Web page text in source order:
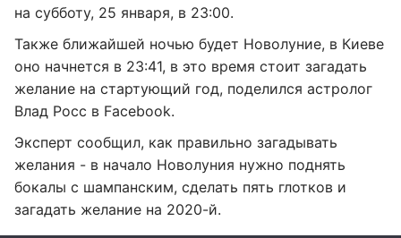
на субботу, 25 января, в 23:00.
Также ближайшей ночью будет Новолуние, в Киеве
оно начнется в 23:41, в это время стоит загадать
желание на стартующий год, поделился астролог
Влад Росс в Facebook.
Эксперт сообщил, как правильно загадывать
желания - в начало Новолуния нужно поднять
бокалы с шампанским, сделать пять глотков и
загадать желание на 2020-й.